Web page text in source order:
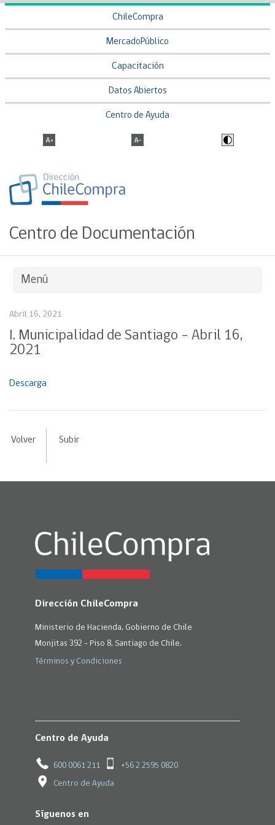
ChileCompra
MercadoPúblico
Capacitación
Datos Abiertos
Centro de Ayuda
Centro de Documentación
Menú
Abril 16, 2021
I. Municipalidad de Santiago – Abril 16,
2021
Descarga
Volver Subir
Dirección ChileCompra
Ministerio de Hacienda, Gobierno de Chile
Monjitas 392 - Piso 8, Santiago de Chile.
Términos y Condiciones
Centro de Ayuda
600 0061 211 +56 2 2595 0820
Centro de Ayuda
Síguenos en